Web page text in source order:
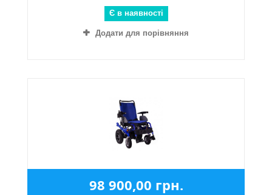
Є в наявності
Додати для порівняння
98 900,00 грн.